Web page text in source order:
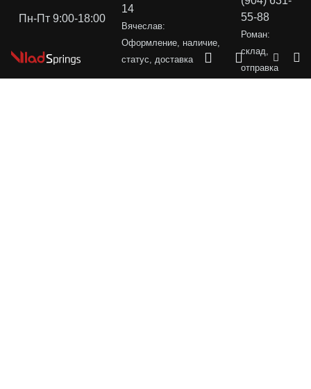
Пн-Пт 9:00-18:00
14
Вячеслав:
Оформление, наличие,
статус, доставка
55-88
Роман:
склад,
отправка